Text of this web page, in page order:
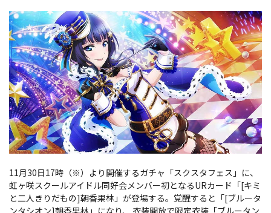
11月30日17時（※）より開催するガチャ「スクスタフェス」に、
虹ヶ咲スクールアイドル同好会メンバー初となるURカード「[キミ
と二人きりだもの]朝香果林」が登場する。覚醒すると「[ブルータ
ンタシオン]朝香果林」になり、 衣装開放で限定衣装「ブルータン